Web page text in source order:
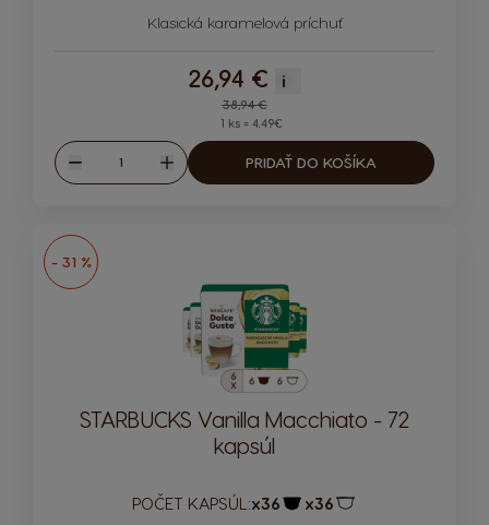
Klasická karamelová príchuť
Regular Price
38,94 €
26,94 € i
1 ks = 4.49€
Množstvo
Zvýšiť
PRIDAŤ DO KOŠÍKA
- 31 %
STARBUCKS Vanilla Macchiato - 72
kapsúl
POČET KAPSÚL:x36 x36